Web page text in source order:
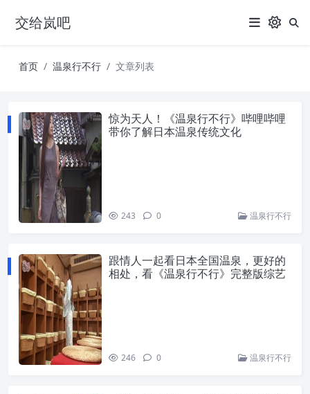
交给岚吧
首页 温泉行不行 文章列表
惊为天人！《温泉行不行》哔哩哔哩
带你了解日本温泉传统文化
243 0 温泉行不行
跟情人一起看日本全国温泉，更好的
相处，看《温泉行不行》完整版综艺
246 0 温泉行不行